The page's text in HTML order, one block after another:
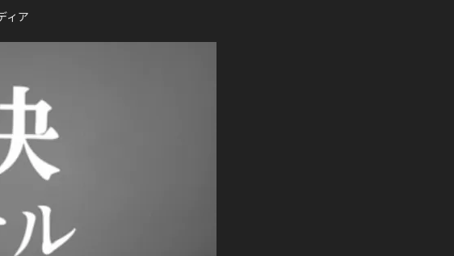
ィア